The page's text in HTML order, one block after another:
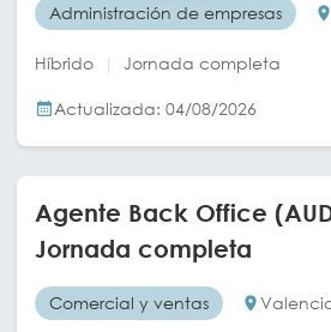
Administración de empresas
Híbrido Jornada completa
Actualizada: 04/08/2026
Agente Back Office
Jornada completa
Comercial y ventas